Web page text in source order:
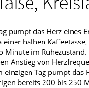
pumpt das Herz eines
halben
Minute im
Anstieg von
Tag pumpt
bereits 200 bis 250